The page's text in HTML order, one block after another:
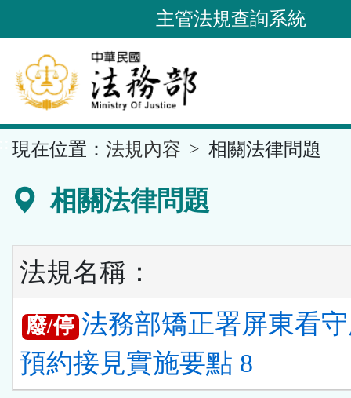
到
要
內
容
區
主管法規查詢系統
現在位置： 法規內容 相關法律問題
相關法律問題
法規名稱：
廢/停 法務部矯正署屏東看
預約接見實施要點 8